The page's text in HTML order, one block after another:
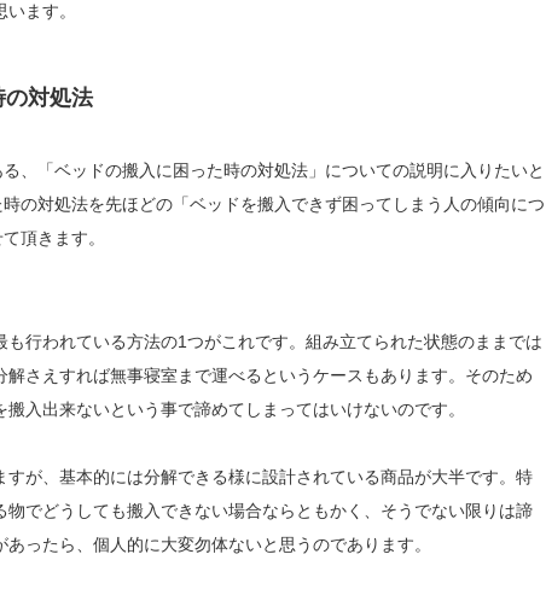
ます。
の対処法
、「ベッドの搬入に困った時の対処法」についての説明に入りたいと
の対処法を先ほどの「ベッドを搬入できず困ってしまう人の傾向につ
頂きます。
行われている方法の1つがこれです。組み立てられた状態のままでは
さえすれば無事寝室まで運べるというケースもあります。そのため
入出来ないという事で諦めてしまってはいけないのです。
すが、基本的には分解できる様に設計されている商品が大半です。特
物でどうしても搬入できない場合ならともかく、そうでない限りは諦
ったら、個人的に大変勿体ないと思うのであります。